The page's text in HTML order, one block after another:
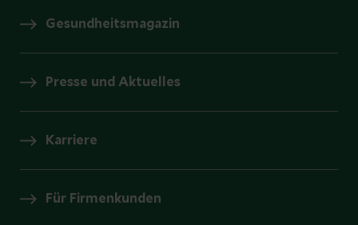
Gesundheitsmagazin
Presse und Aktuelles
Karriere
Für Firmenkunden